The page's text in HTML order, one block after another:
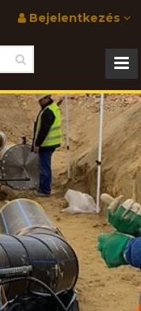
Bejelentkezés